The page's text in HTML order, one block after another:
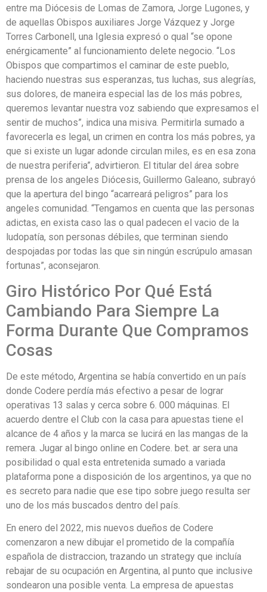
entre ma Diócesis de Lomas de Zamora, Jorge Lugones, y
de aquellas Obispos auxiliares Jorge Vázquez y Jorge
Torres Carbonell, una Iglesia expresó o qual “se opone
enérgicamente” al funcionamiento delete negocio. “Los
Obispos que compartimos el caminar de este pueblo,
haciendo nuestras sus esperanzas, tus luchas, sus alegrías,
sus dolores, de maneira especial las de los más pobres,
queremos levantar nuestra voz sabiendo que expresamos el
sentir de muchos”, indica una misiva. Permitirla sumado a
favorecerla es legal, un crimen en contra los más pobres, ya
que si existe un lugar adonde circulan miles, es en esa zona
de nuestra periferia”, advirtieron. El titular del área sobre
prensa de los angeles Diócesis, Guillermo Galeano, subrayó
que la apertura del bingo “acarreará peligros” para los
angeles comunidad. “Tengamos en cuenta que las personas
adictas, en exista caso las o qual padecen el vacio de la
ludopatía, son personas débiles, que terminan siendo
despojadas por todas las que sin ningún escrúpulo amasan
fortunas”, aconsejaron.
Giro Histórico Por Qué Está
Cambiando Para Siempre La
Forma Durante Que Compramos
Cosas
De este método, Argentina se había convertido en un país
donde Codere perdía más efectivo a pesar de lograr
operativas 13 salas y cerca sobre 6. 000 máquinas. El
acuerdo dentre el Club con la casa para apuestas tiene el
alcance de 4 años y la marca se lucirá en las mangas de la
remera. Jugar al bingo online en Codere. bet. ar sera una
posibilidad o qual esta entretenida sumado a variada
plataforma pone a disposición de los argentinos, ya que no
es secreto para nadie que ese tipo sobre juego resulta ser
uno de los más buscados dentro del país.
En enero del 2022, mis nuevos dueños de Codere
comenzaron a new dibujar el prometido de la compañía
española de distraccion, trazando un strategy que incluía
rebajar de su ocupación en Argentina, al punto que inclusive
sondearon una posible venta. La empresa de apuestas